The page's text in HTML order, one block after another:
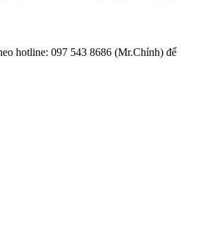
hotline: 097 543 8686 (Mr.Chính) để